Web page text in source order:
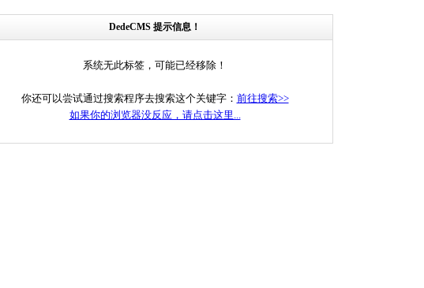
DedeCMS 提示信息！
系统无此标签，可能已经移除！
你还可以尝试通过搜索程序去搜索这个关键字： 前往搜索>>
如果你的浏览器没反应，请点击这里...